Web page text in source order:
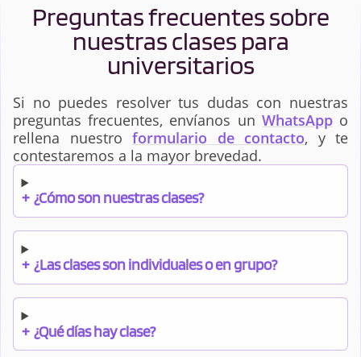
Preguntas frecuentes sobre
nuestras clases para
universitarios
Si no puedes resolver tus dudas con nuestras
preguntas frecuentes, envíanos un WhatsAppo
rellena nuestro formulario de contacto, y te
contestaremos a la mayor brevedad.
+ ¿Cómo son nuestras clases?
+ ¿Las clases son individuales o en grupo?
+ ¿Qué días hay clase?